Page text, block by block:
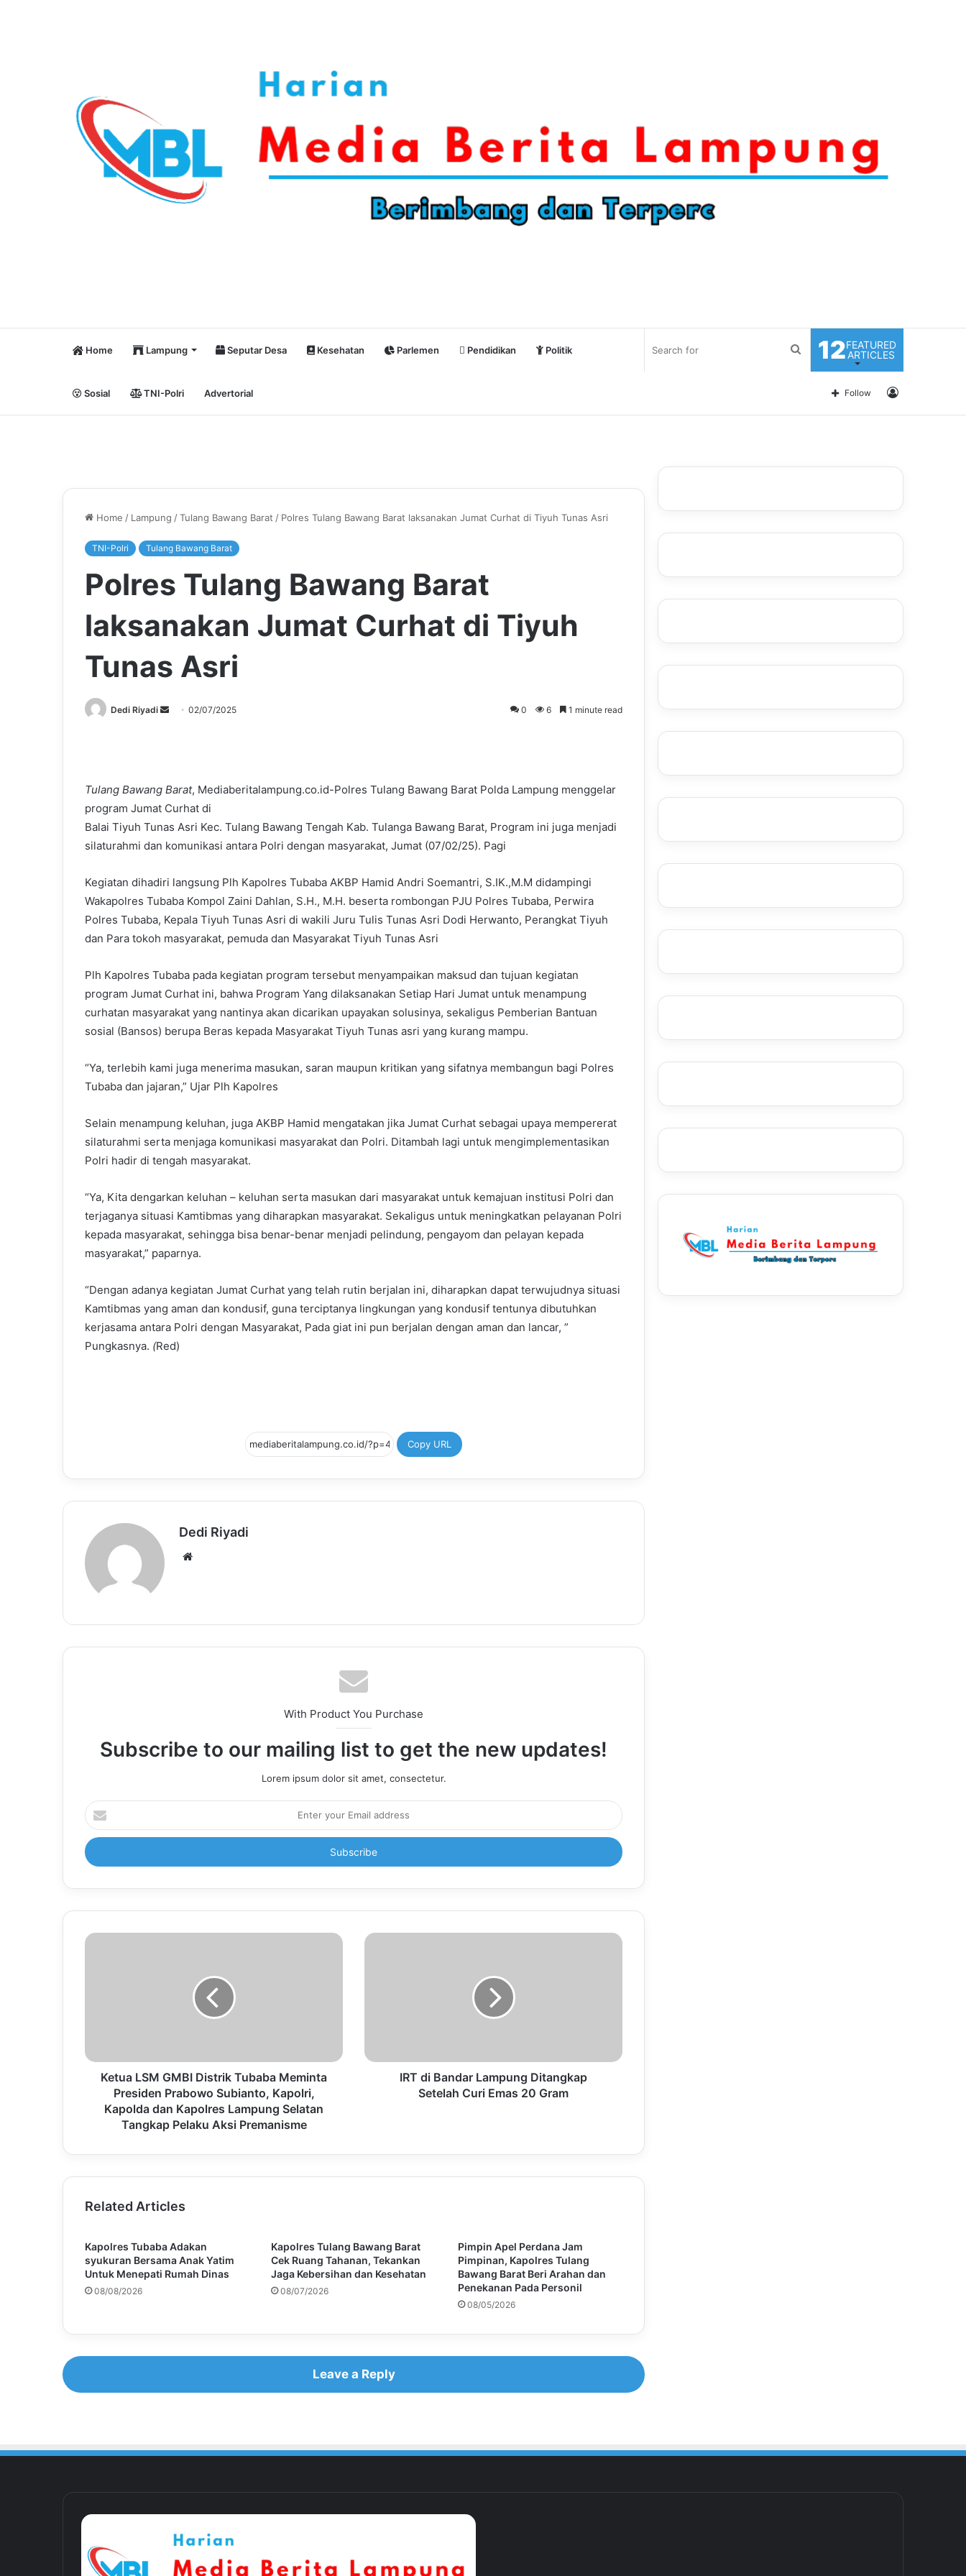
Home Lampung Seputar Desa Kesehatan Parlemen Pendidikan Politik
Sosial TNI-Polri Advertorial
12FEATURED
ARTICLES
Search
Log
Follow
Home / Lampung /Tulang Bawang Barat / Polres Tulang Bawang Barat laksanakan Jumat Curhat di Tiyuh Tunas Asri
TNI-Polri Tulang Bawang Barat
Polres Tulang Bawang Barat
laksanakan Jumat Curhat di Tiyuh
Tunas Asri
Dedi Riyadi
Send02/07/2025 0 6 1 minute read
Tulang Bawang Barat, Mediaberitalampung.co.id-Polres Tulang Bawang Barat Polda Lampung menggelar
program Jumat Curhat di
Balai Tiyuh Tunas Asri Kec. Tulang Bawang Tengah Kab. Tulanga Bawang Barat, Program ini juga menjadi
silaturahmi dan komunikasi antara Polri dengan masyarakat, Jumat (07/02/25). Pagi
Kegiatan dihadiri langsung Plh Kapolres Tubaba AKBP Hamid Andri Soemantri, S.IK.,M.M didampingi
Wakapolres Tubaba Kompol Zaini Dahlan, S.H., M.H. beserta rombongan PJU Polres Tubaba, Perwira
Polres Tubaba, Kepala Tiyuh Tunas Asri di wakili Juru Tulis Tunas Asri Dodi Herwanto, Perangkat Tiyuh
dan Para tokoh masyarakat, pemuda dan Masyarakat Tiyuh Tunas Asri
Plh Kapolres Tubaba pada kegiatan program tersebut menyampaikan maksud dan tujuan kegiatan
program Jumat Curhat ini, bahwa Program Yang dilaksanakan Setiap Hari Jumat untuk menampung
curhatan masyarakat yang nantinya akan dicarikan upayakan solusinya, sekaligus Pemberian Bantuan
sosial (Bansos) berupa Beras kepada Masyarakat Tiyuh Tunas asri yang kurang mampu.
“Ya, terlebih kami juga menerima masukan, saran maupun kritikan yang sifatnya membangun bagi Polres
Tubaba dan jajaran,” Ujar Plh Kapolres
Selain menampung keluhan, juga AKBP Hamid mengatakan jika Jumat Curhat sebagai upaya mempererat
silaturahmi serta menjaga komunikasi masyarakat dan Polri. Ditambah lagi untuk mengimplementasikan
Polri hadir di tengah masyarakat.
“Ya, Kita dengarkan keluhan – keluhan serta masukan dari masyarakat untuk kemajuan institusi Polri dan
terjaganya situasi Kamtibmas yang diharapkan masyarakat. Sekaligus untuk meningkatkan pelayanan Polri
kepada masyarakat, sehingga bisa benar-benar menjadi pelindung, pengayom dan pelayan kepada
masyarakat,” paparnya.
“Dengan adanya kegiatan Jumat Curhat yang telah rutin berjalan ini, diharapkan dapat terwujudnya situasi
Kamtibmas yang aman dan kondusif, guna terciptanya lingkungan yang kondusif tentunya dibutuhkan
kerjasama antara Polri dengan Masyarakat, Pada giat ini pun berjalan dengan aman dan lancar, ”
Pungkasnya. (Red)
Copy URL
Dedi Riyadi
With Product You Purchase
Subscribe to our mailing list to get the new updates!
Lorem ipsum dolor sit amet, consectetur.
Enter
your
Email
address
Ketua LSM GMBI Distrik Tubaba Meminta
Presiden Prabowo Subianto, Kapolri,
Kapolda dan Kapolres Lampung Selatan
Tangkap Pelaku Aksi Premanisme
IRT di Bandar Lampung Ditangkap
Setelah Curi Emas 20 Gram
Related Articles
Kapolres Tubaba Adakan
syukuran Bersama Anak Yatim
Untuk Menepati Rumah Dinas
08/08/2026
Kapolres Tulang Bawang Barat
Cek Ruang Tahanan, Tekankan
Jaga Kebersihan dan Kesehatan
08/07/2026
Pimpin Apel Perdana Jam
Pimpinan, Kapolres Tulang
Bawang Barat Beri Arahan dan
Penekanan Pada Personil
08/05/2026
Leave a Reply